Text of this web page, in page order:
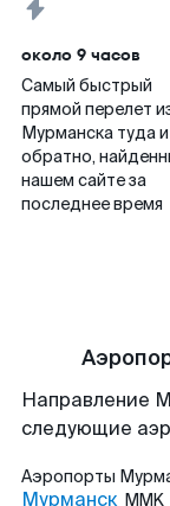
около 9 часов
Самый быстрый
прямой перелет
Мурманска туда и
обратно,
нашем сайте за
последнее время
Направление
следующие
Аэропорты
Мурманск MMK